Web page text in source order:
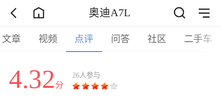
奥迪A7L
文章 视频 点评 问答 社区 二手车
4.32 分
26人参与